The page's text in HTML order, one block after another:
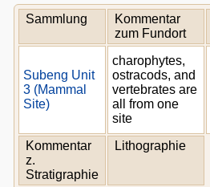
Sammlung
Kommentar
zum Fundort
Subeng Unit
3 (Mammal
Site)
charophytes,
ostracods, and
vertebrates are
all from one
site
Kommentar
z.
Stratigraphie
Lithographie